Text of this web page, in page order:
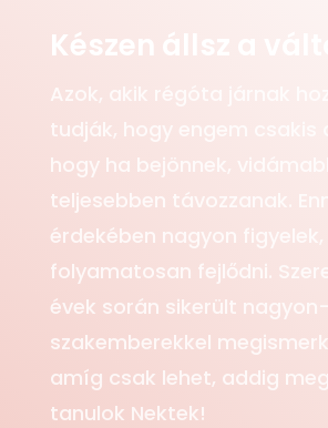
Készen állsz a
Azok, akik régóta járnak
tudják, hogy engem csakis
hogy ha bejönnek,
teljesebben távozzanak.
érdekében nagyon figyelek,
folyamatosan fejlődni.
évek során sikerült nagyon-
szakemberekkel
amíg csak lehet, addig
tanulok Nektek!